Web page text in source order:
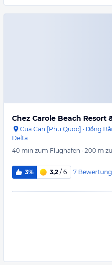
Chez Carole Beach Resort
Cua Can [Phu Quoc] · Đồng
Delta
40 min zum Flughafen · 200 m
3% 3,2 / 6 7